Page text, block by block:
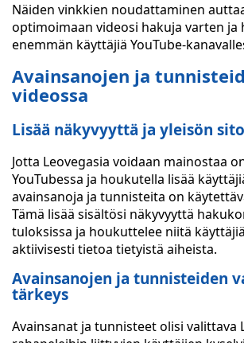
Näiden vinkkien noudattaminen
optimoimaan videosi hakuja varten ja
enemmän käyttäjiä YouTube-
Avainsanojen ja
videossa
Lisää näkyvyyttä ja yleisön
Jotta Leovegasia voidaan mainostaa
YouTubessa ja houkutella lisää
avainsanoja ja tunnisteita on
Tämä lisää sisältösi näkyvyyttä
tuloksissa ja houkuttelee niitä
aktiivisesti tietoa tietyistä aiheista.
Avainsanojen ja tunnisteiden
tärkeys
Avainsanat ja tunnisteet olisi valittava